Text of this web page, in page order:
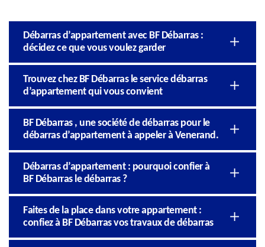
Débarras d’appartement avec BF Débarras :
décidez ce que vous voulez garder
Trouvez chez BF Débarras le service débarras
d’appartement qui vous convient
BF Débarras , une société de débarras pour le
débarras d’appartement à appeler à Venerand.
Débarras d’appartement : pourquoi confier à
BF Débarras le débarras ?
Faites de la place dans votre appartement :
confiez à BF Débarras vos travaux de débarras